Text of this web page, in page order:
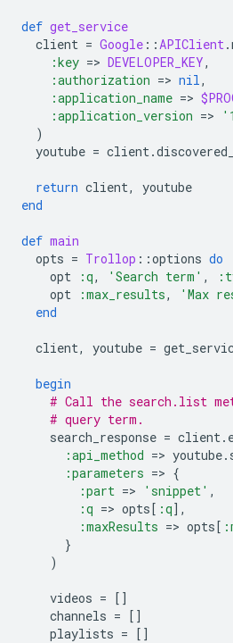
def get_service
client = Google ::APIClient.
:key => DEVELOPER_KEY,
:authorization => nil,
:application_name =>
:application_version =>
)
youtube = client.
return client,
youtube
end
def main
opts = Trollop ::options do
opt
:q, 'Search term' ,
opt
:max_results, 'Max
end
client, youtube =
begin
# Call the search.list
# query term.
search_response = client.
:api_method => youtube.
:parameters => {
:part => 'snippet' ,
:q => opts[ :q] ,
:maxResults => opts[
}
)
videos = []
channels = []
playlists = []